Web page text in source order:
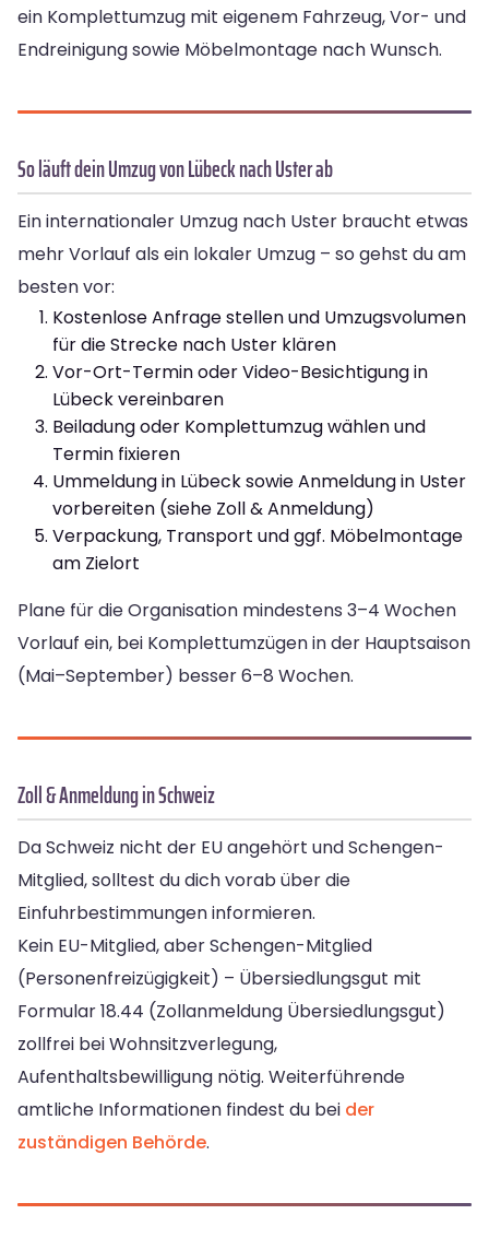
ein Komplettumzug mit eigenem Fahrzeug, Vor- und
Endreinigung sowie Möbelmontage nach Wunsch.
So läuft dein Umzug von Lübeck nach Uster ab
Ein internationaler Umzug nach Uster braucht etwas
mehr Vorlauf als ein lokaler Umzug – so gehst du am
besten vor:
Kostenlose Anfrage stellen und Umzugsvolumen
für die Strecke nach Uster klären
Vor-Ort-Termin oder Video-Besichtigung in
Lübeck vereinbaren
Beiladung oder Komplettumzug wählen und
Termin fixieren
Ummeldung in Lübeck sowie Anmeldung in Uster
vorbereiten (siehe Zoll & Anmeldung)
Verpackung, Transport und ggf. Möbelmontage
am Zielort
Plane für die Organisation mindestens 3–4 Wochen
Vorlauf ein, bei Komplettumzügen in der Hauptsaison
(Mai–September) besser 6–8 Wochen.
Zoll & Anmeldung in Schweiz
Da Schweiz nicht der EU angehört und Schengen-
Mitglied, solltest du dich vorab über die
Einfuhrbestimmungen informieren.
Kein EU-Mitglied, aber Schengen-Mitglied
(Personenfreizügigkeit) – Übersiedlungsgut mit
Formular 18.44 (Zollanmeldung Übersiedlungsgut)
zollfrei bei Wohnsitzverlegung,
Aufenthaltsbewilligung nötig. Weiterführende
amtliche Informationen findest du bei der
zuständigen Behörde.